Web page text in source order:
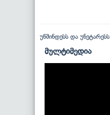
უწმინდესს და უნეტარესს
მულტიმედია